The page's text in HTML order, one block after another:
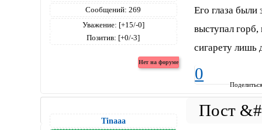
Сообщений: 269
Уважение: [+15/-0]
Позитив: [+0/-3]
Его глаза
выступал
сигарету лишь
0
Tinaaa